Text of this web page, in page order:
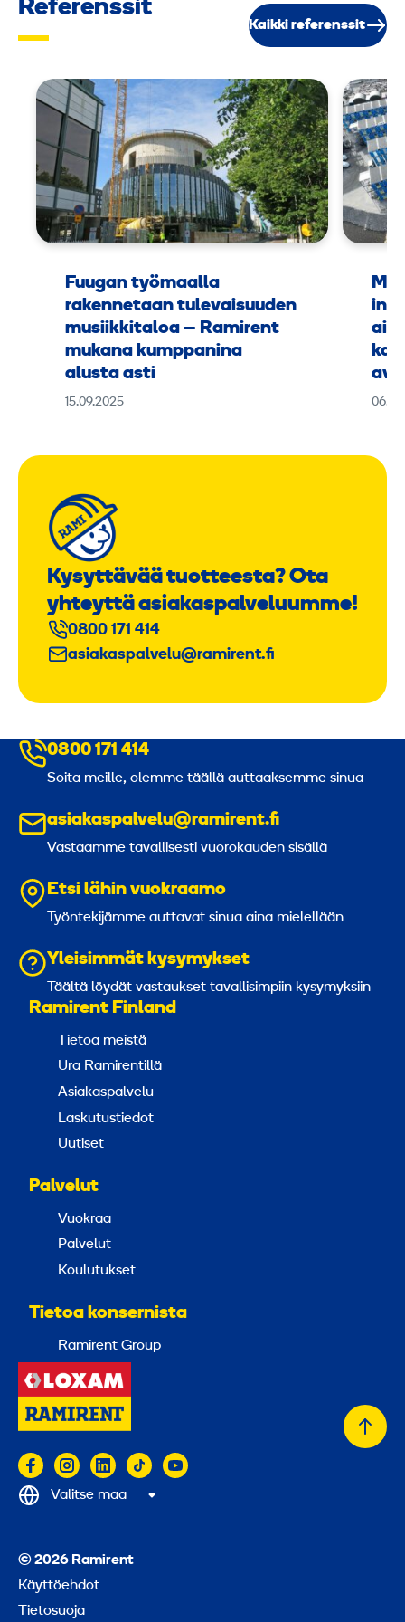
Referenssit
Kaikki referenssit
Fuugan työmaalla
rakennetaan tulevaisuuden
musiikkitaloa – Ramirent
mukana kumppanina
alusta asti
15.09.2025
Kysyttävää tuotteesta? Ota
yhteyttä asiakaspalveluumme!
0800 171 414
asiakaspalvelu@ramirent.fi
0800 171 414
Soita meille, olemme täällä auttaaksemme sinua
asiakaspalvelu@ramirent.fi
Vastaamme tavallisesti vuorokauden sisällä
Etsi lähin vuokraamo
Työntekijämme auttavat sinua aina mielellään
Yleisimmät kysymykset
Täältä löydät vastaukset tavallisimpiin kysymyksiin
Ramirent Finland
Tietoa meistä
Ura Ramirentillä
Asiakaspalvelu
Laskutustiedot
Uutiset
Palvelut
Vuokraa
Palvelut
Koulutukset
Tietoa konsernista
Ramirent Group
© 2026 Ramirent
Käyttöehdot
Tietosuoja
Valitse maa